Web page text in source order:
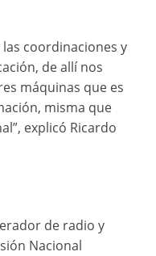
coordinaciones y
de allí nos
máquinas que es
misma que
explicó Ricardo
de radio y
Nacional